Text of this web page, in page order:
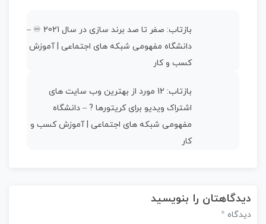
بازتاب:
صفر تا صد برند سازی در سال 2021 ♾ –
دانشگاه مفهومی شبکه های اجتماعی | آموزش
کسب و کار
بازتاب:
12 مورد از بهترین وب سایت های
اشتراک ویدیو برای کریتورها ? – دانشگاه
مفهومی شبکه های اجتماعی | آموزش کسب و
کار
دیدگاهتان را بنویسید
دیدگاه *